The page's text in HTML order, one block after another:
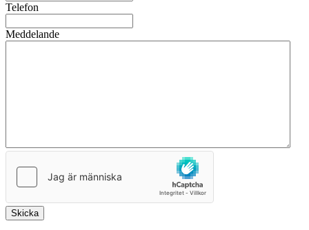
Telefon
Meddelande
Skicka